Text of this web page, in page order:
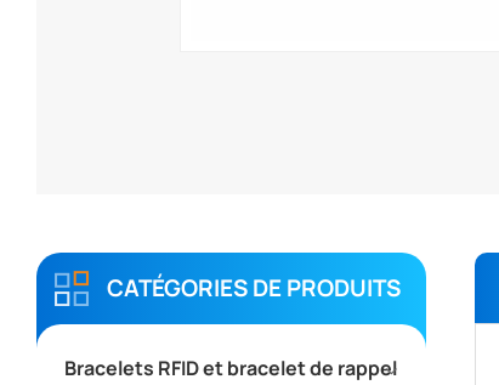
CATÉGORIES DE PRODUITS
Bracelets RFID et bracelet de rappel